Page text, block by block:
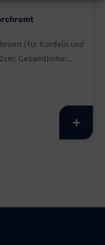
(für Kordeln und
Gesamthöhe: